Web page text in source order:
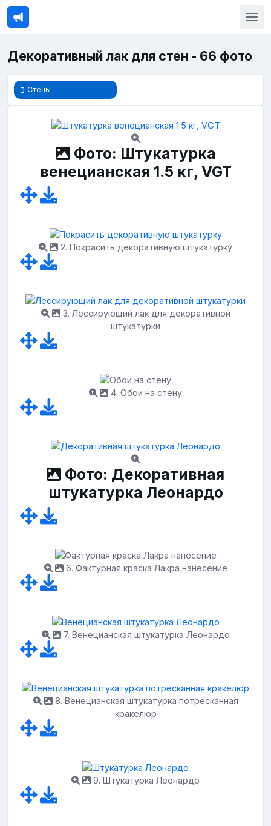
Декоративный лак для стен - 66 фото
Стены
Фото: Штукатурка
венецианская 1.5 кг, VGT
2. Покрасить декоративную штукатурку
3. Лессирующий лак для декоративной
штукатурки
4. Обои на стену
Фото: Декоративная
штукатурка Леонардо
6. Фактурная краска Лакра нанесение
7. Венецианская штукатурка Леонардо
8. Венецианская штукатурка потресканная
кракелюр
9. Штукатурка Леонардо